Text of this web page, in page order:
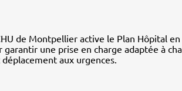
de Montpellier active le Plan Hôpital en
garantir une prise en charge adaptée à
aux urgences.